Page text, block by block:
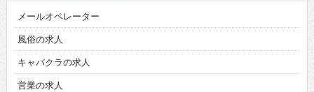
メールオペレーター
風俗の求人
キャバクラの求人
営業の求人